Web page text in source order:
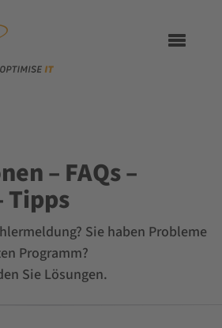
Toggle
– FAQs –
Tipps
Sie haben Probleme
Programm?
Sie Lösungen.